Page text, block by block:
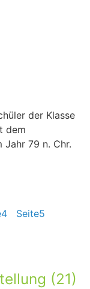
der Klasse
dem
Jahr 79 n. Chr.
4 Seite5
(21)